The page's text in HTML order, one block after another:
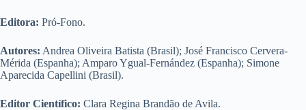
Editora: Pró-Fono.
Autores: Andrea Oliveira Batista (Brasil); José Francisco Cervera-
Mérida (Espanha); Amparo Ygual-Fernández (Espanha); Simone
Aparecida Capellini (Brasil).
Editor Científico: Clara Regina Brandão de Avila.